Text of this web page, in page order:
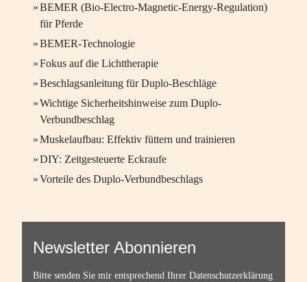
»BEMER (Bio-Electro-Magnetic-Energy-Regulation)
für Pferde
»BEMER-Technologie
»Fokus auf die Lichttherapie
»Beschlagsanleitung für Duplo-Beschläge
»Wichtige Sicherheitshinweise zum Duplo-
Verbundbeschlag
»Muskelaufbau: Effektiv füttern und trainieren
»DIY: Zeitgesteuerte Eckraufe
»Vorteile des Duplo-Verbundbeschlags
Newsletter Abonnieren
Bitte senden Sie mir entsprechend Ihrer Datenschutzerklärung